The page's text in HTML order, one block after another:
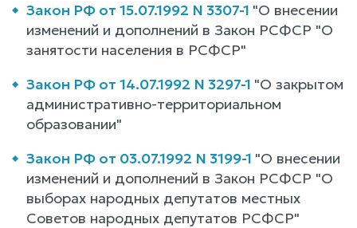
Закон РФ от 15.07.1992 N 3307-1 "О внесении
изменений и дополнений в Закон РСФСР "О
занятости населения в РСФСР"
Закон РФ от 14.07.1992 N 3297-1 "О закрытом
административно-территориальном
образовании"
Закон РФ от 03.07.1992 N 3199-1 "О внесении
изменений и дополнений в Закон РСФСР "О
выборах народных депутатов местных
Советов народных депутатов РСФСР"